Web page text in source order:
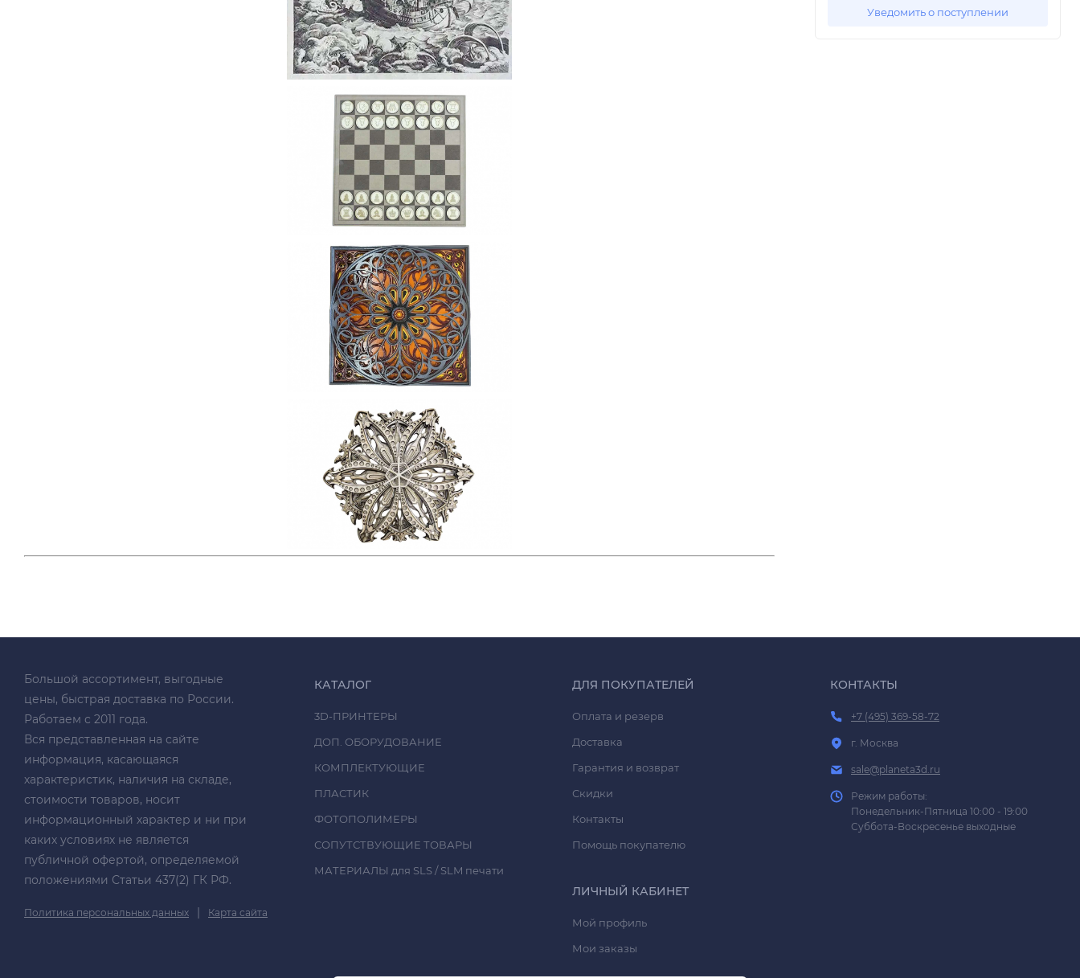
Уведомить о поступлении
Большой ассортимент, выгодные
цены, быстрая доставка по России.
Работаем с 2011 года.
Вся представленная на сайте
информация, касающаяся
характеристик, наличия на складе,
стоимости товаров, носит
информационный характер и ни при
каких условиях не является
публичной офертой, определяемой
положениями Статьи 437(2) ГК РФ.
Политика персональных данных | Карта сайта
КАТАЛОГ
3D-ПРИНТЕРЫ
ДОП. ОБОРУДОВАНИЕ
КОМПЛЕКТУЮЩИЕ
ПЛАСТИК
ФОТОПОЛИМЕРЫ
СОПУТСТВУЮЩИЕ ТОВАРЫ
МАТЕРИАЛЫ для SLS / SLM печати
ДЛЯ ПОКУПАТЕЛЕЙ
Оплата и резерв
Доставка
Гарантия и возврат
Скидки
Контакты
Помощь покупателю
ЛИЧНЫЙ КАБИНЕТ
Мой профиль
Мои заказы
КОНТАКТЫ
+7 (495) 369-58-72
г. Москва
sale@planeta3d.ru
Режим работы:
Понедельник-Пятница 10:00 - 19:00
Суббота-Воскресенье выходные